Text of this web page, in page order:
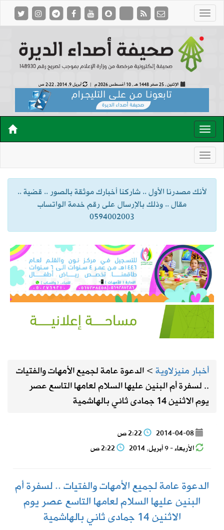
الإثنين , 25 صفر 1448 هـ , 10 أغسطس 2026 م | أبريل 9, 2014 , 2:22 ص
لأنك مصدرنا الأول .. شاركنا أخبارك موثقة بالصور .. قضية ..
مقال .. وذلك بالإرسال على رقم خدمة الواتساب
0594002003
أخبار منيزلاوية>الدعوة عامة لجميع الأمهات والفتيات
.. لسفرة أم البنين عليها السلام لعامها التاسع عصر
يوم الاثنين 14 جمادى ثاني بالهاشمية
2014-04-08
الأربعاء - 9 أبريل, 2014
الدعوة عامة لجميع الأمهات والفتيات .. لسفرة أم
البنين عليها السلام لعامها التاسع عصر يوم
الاثنين 14 جمادى ثاني بالهاشمية